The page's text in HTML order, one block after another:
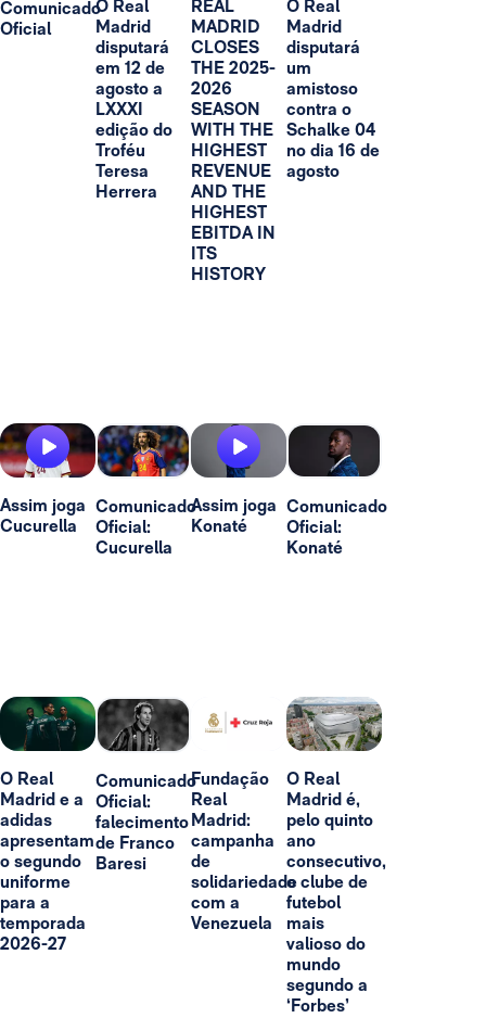
Comunicado
Oficial
O Real
Madrid
disputará
em 12 de
agosto a
LXXXI
edição do
Troféu
Teresa
Herrera
REAL
MADRID
CLOSES
THE 2025-
2026
SEASON
WITH THE
HIGHEST
REVENUE
AND THE
HIGHEST
EBITDA IN
ITS
HISTORY
O Real
Madrid
disputará
um
amistoso
contra o
Schalke 04
no dia 16 de
agosto
Assim joga
Cucurella
Comunicado
Oficial:
Cucurella
Assim joga
Konaté
Comunicado
Oficial:
Konaté
O Real
Madrid e a
adidas
apresentam
o segundo
uniforme
para a
temporada
2026-27
Comunicado
Oficial:
falecimento
de Franco
Baresi
Fundação
Real
Madrid:
campanha
de
solidariedade
com a
Venezuela
O Real
Madrid é,
pelo quinto
ano
consecutivo,
o clube de
futebol
mais
valioso do
mundo
segundo a
‘Forbes’